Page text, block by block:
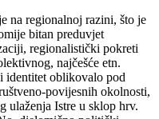
na regionalnoj razini, što je
bitan preduvjet
regionalistički pokreti
najčešće etn.
identitet oblikovalo pod
povijesnih okolnosti,
ulaženja Istre u sklop hrv.